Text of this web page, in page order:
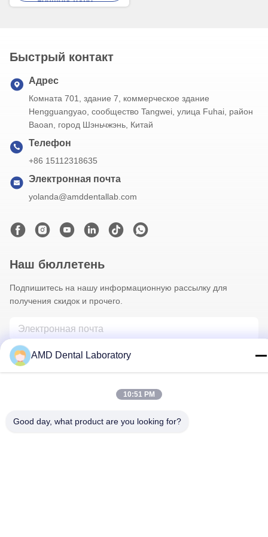
кламмерами для точной
лучшую цену
Быстрый контакт
Адрес
Комната 701, здание 7, коммерческое здание
Hengguangyao, сообщество Tangwei, улица Fuhai, район
Baoan, город Шэньчжэнь, Китай
Телефон
+86 15112318635
Электронная почта
yolanda@amddentallab.com
Наш бюллетень
Подпишитесь на нашу информационную рассылку для
получения скидок и прочего.
Свяжитесь Мы
AMD Dental Laboratory
10:51 PM
Good day, what product are you looking for?